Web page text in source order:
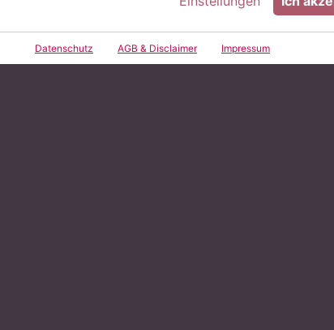
Zurück zur Übersicht
Datenschutz AGB & Disclaimer Impressum